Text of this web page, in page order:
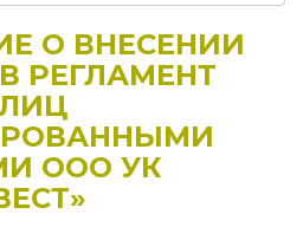
О ВНЕСЕНИИ
РЕГЛАМЕНТ
ООО УК